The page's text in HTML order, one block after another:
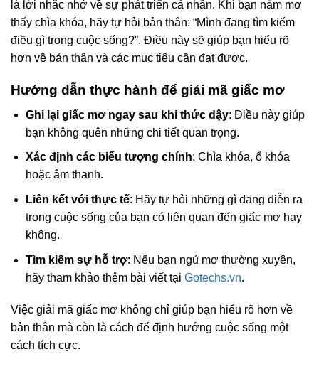
là lời nhắc nhở về sự phát triển cá nhân. Khi bạn nằm mơ
thấy chìa khóa, hãy tự hỏi bản thân: “Mình đang tìm kiếm
điều gì trong cuộc sống?”. Điều này sẽ giúp bạn hiểu rõ
hơn về bản thân và các mục tiêu cần đạt được.
Hướng dẫn thực hành để giải mã giấc mơ
Ghi lại giấc mơ ngay sau khi thức dậy: Điều này giúp
bạn không quên những chi tiết quan trọng.
Xác định các biểu tượng chính: Chìa khóa, ổ khóa
hoặc âm thanh.
Liên kết với thực tế: Hãy tự hỏi những gì đang diễn ra
trong cuộc sống của bạn có liên quan đến giấc mơ hay
không.
Tìm kiếm sự hỗ trợ: Nếu bạn ngủ mơ thường xuyên,
hãy tham khảo thêm bài viết tại Gotechs.vn.
Việc giải mã giấc mơ không chỉ giúp bạn hiểu rõ hơn về
bản thân mà còn là cách để định hướng cuộc sống một
cách tích cực.